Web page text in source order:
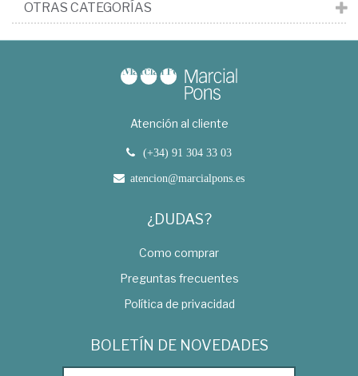
OTRAS CATEGORÍAS
Atención al cliente
(+34) 91 304 33 03
atencion@marcialpons.es
¿DUDAS?
Como comprar
Preguntas frecuentes
Política de privacidad
BOLETÍN DE NOVEDADES